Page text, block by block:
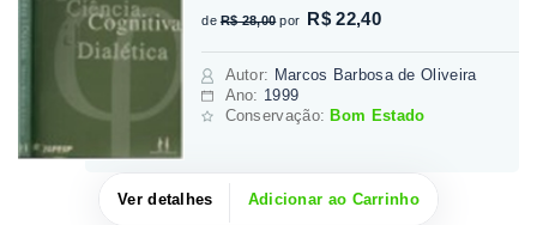
de R$ 28,00 por R$ 22,40
Autor: Marcos Barbosa de Oliveira
Ano: 1999
Conservação:Bom Estado
Ver detalhes Adicionar ao Carrinho